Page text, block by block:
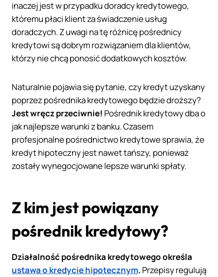
inaczej jest w przypadku doradcy kredytowego,
któremu płaci klient za świadczenie usług
doradczych. Z uwagi na tę różnicę pośrednicy
kredytowi są dobrym rozwiązaniem dla klientów,
którzy nie chcą ponosić dodatkowych kosztów.
Naturalnie pojawia się pytanie, czy kredyt uzyskany
poprzez pośrednika kredytowego będzie droższy?
Jest wręcz przeciwnie! Pośrednik kredytowy dba o
jak najlepsze warunki z banku. Czasem
profesjonalne pośrednictwo kredytowe sprawia, że
kredyt hipoteczny jest nawet tańszy, ponieważ
zostały wynegocjowane lepsze warunki spłaty.
Z kim jest powiązany
pośrednik kredytowy?
Działalność pośrednika kredytowego określa
ustawa o kredycie hipotecznym. Przepisy regulują